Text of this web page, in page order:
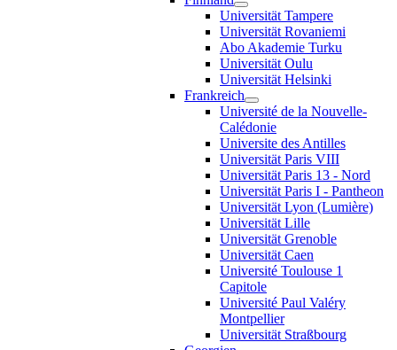
Universität Tampere
Universität Rovaniemi
Abo Akademie Turku
Universität Oulu
Universität Helsinki
Frankreich
Université de la Nouvelle-
Calédonie
Universite des Antilles
Universität Paris VIII
Universität Paris 13 - Nord
Universität Paris I - Pantheon
Universität Lyon (Lumière)
Universität Lille
Universität Grenoble
Universität Caen
Université Toulouse 1
Capitole
Université Paul Valéry
Montpellier
Universität Straßbourg